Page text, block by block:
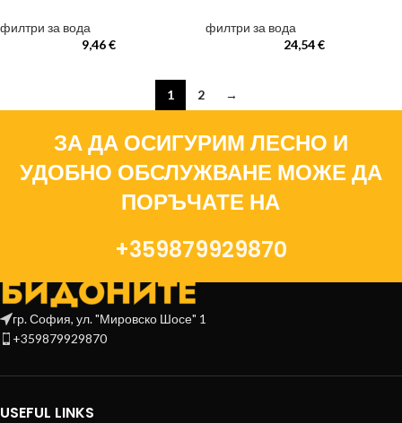
филтри за вода
9,46€
филтри за вода
24,54€
1 2 →
ЗА ДА ОСИГУРИМ ЛЕСНО И
УДОБНО ОБСЛУЖВАНЕ МОЖЕ ДА
ПОРЪЧАТЕ НА
+359879929870
гр. София, ул. "Мировско Шосе" 1
+359879929870
USEFUL LINKS